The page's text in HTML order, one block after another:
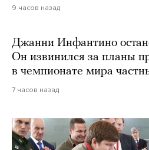
9 часов назад
Джанни Инфантино
Он извинился за планы
в чемпионате мира
7 часов назад